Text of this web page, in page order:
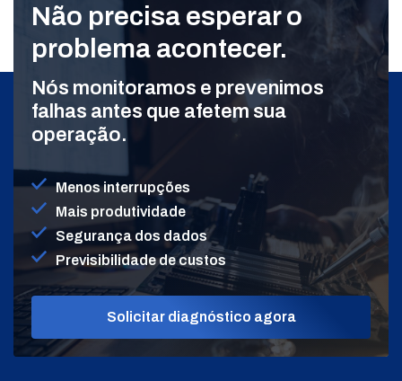
Não precisa esperar o
problema acontecer.
Nós monitoramos e prevenimos
falhas antes que afetem sua
operação.
Menos interrupções
Mais produtividade
Segurança dos dados
Previsibilidade de custos
Solicitar diagnóstico agora